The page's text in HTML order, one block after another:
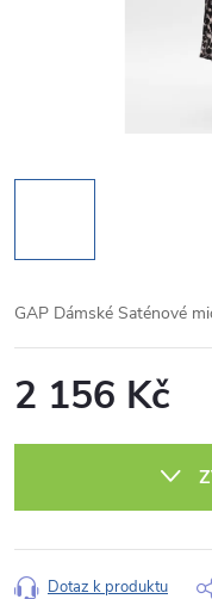
GAP Dámské Saténové
2 156 Kč
Dotaz k produktu